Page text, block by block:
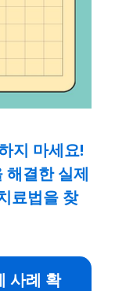
지 마세요!
해결한 실제
료법을 찾
사례 확